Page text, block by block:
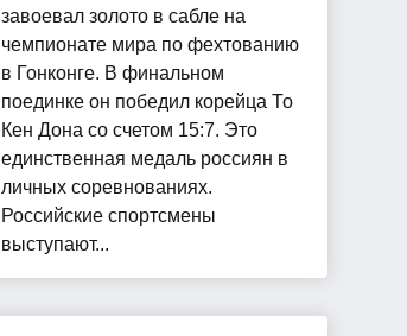
завоевал золото в сабле на
чемпионате мира по фехтованию
в Гонконге. В финальном
поединке он победил корейца То
Кен Дона со счетом 15:7. Это
единственная медаль россиян в
личных соревнованиях.
Российские спортсмены
выступают...